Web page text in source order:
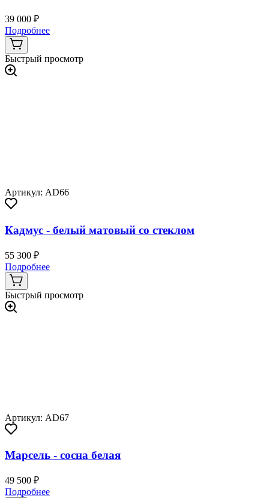
39 000 ₽
Подробнее
Быстрый просмотр
Артикул: AD66
Кадмус - белый матовый со стеклом
55 300 ₽
Подробнее
Быстрый просмотр
Артикул: AD67
Марсель - сосна белая
49 500 ₽
Подробнее